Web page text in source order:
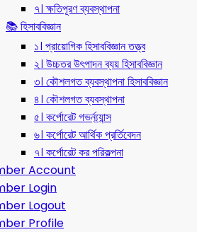
৭। ক্ষতিপূরণ ব্যবস্থাপনা
📚 হিসাববিজ্ঞান
১। প্রায়োগিক হিসাববিজ্ঞান তত্ত্ব
২। উচ্চতর উৎপাদন ব্যয় হিসাববিজ্ঞান
৩। কৌশলগত ব্যবস্থাপনা হিসাববিজ্ঞান
৪। কৌশলগত ব্যবস্থাপনা
৫। কর্পোরেট গভর্ন্য্যান্স
৬। কর্পোরেট আর্থিক প্রর্তিবেদন
৭। কর্পোরেট কর পরিকল্পনা
Account
Login
Logout
Profile